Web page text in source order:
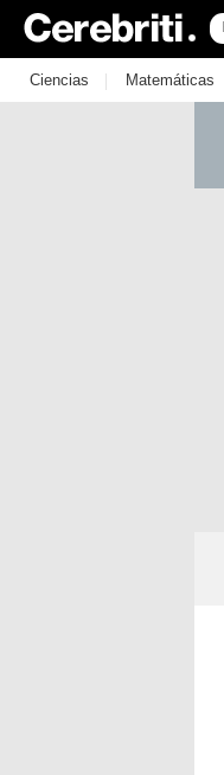
Ciencias | Matemáticas